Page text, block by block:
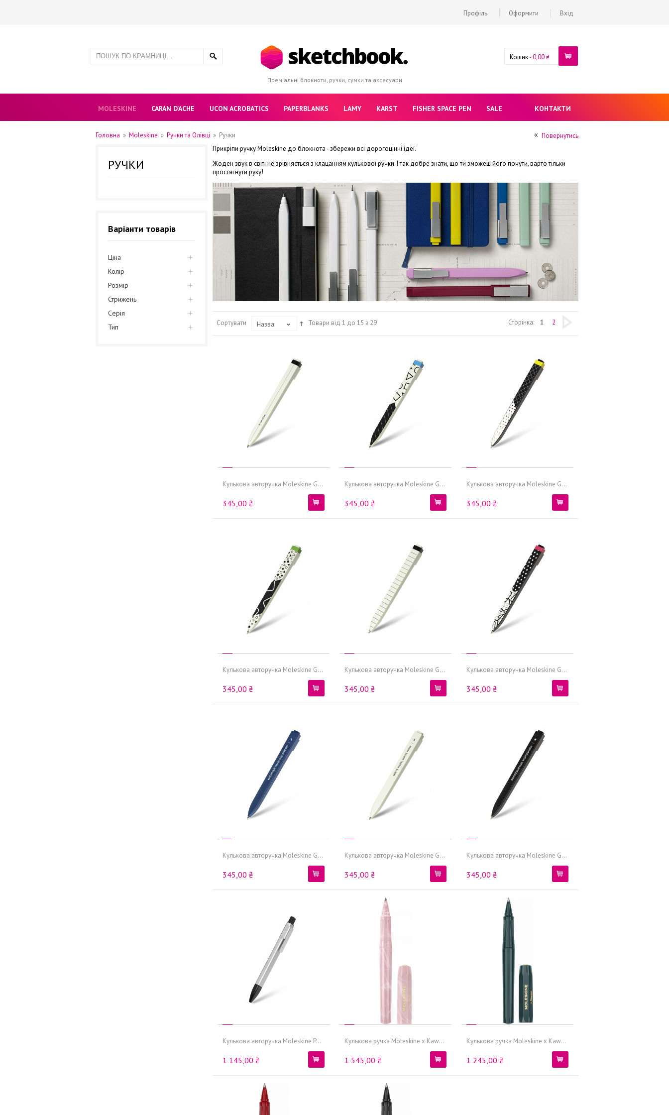
Профіль Оформити Вхід
Преміальні блокноти, ручки, сумки та аксесуари
Кошик-0,00 ₴
MOLESKINE CARAN D'ACHE UCON ACROBATICS PAPERBLANKS LAMY KARST FISHER SPACE PEN SALE КОНТАКТИ
Головна » Moleskine » Ручки та Олівці » Ручки
Повернутись
Прикріпи ручку Moleskine до блокнота - збережи всі дорогоцінні ідеї.
Жоден звук в світі не зрівняється з клацанням кулькової ручки. І так добре знати, що ти зможеш його почути, варто тільки
простягнути руку!
Сортувати Назва Товари від 1 до 15 з 29 Сторінка: 1 2
Кулькова авторучка Moleskine G...
345,00 ₴
Кулькова авторучка Moleskine G...
345,00 ₴
Кулькова авторучка Moleskine G...
345,00 ₴
Кулькова авторучка Moleskine G...
345,00 ₴
Кулькова авторучка Moleskine G...
345,00 ₴
Кулькова авторучка Moleskine G...
345,00 ₴
Кулькова авторучка Moleskine G...
345,00 ₴
Кулькова авторучка Moleskine G...
345,00 ₴
Кулькова авторучка Moleskine G...
345,00 ₴
Кулькова авторучка Moleskine P...
1 145,00 ₴
Кулькова ручка Moleskine x Kaw...
1 545,00 ₴
Кулькова ручка Moleskine x Kaw...
1 245,00 ₴
РУЧКИ
Варіанти товарів
Ціна
Колір
Розмір
Стрижень
Серія
Тип